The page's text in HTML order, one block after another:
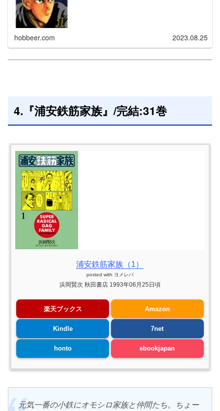
hobbeer.com 2023.08.25
4.『浦安鉄筋家族』/完結:31巻
浦安鉄筋家族（1）
posted with ヨメレバ
浜岡賢次 秋田書店 1993年06月25日頃
楽天ブックス Amazon
Kindle 7net
honto ebookjapan
元気一番の小鉄にオモシロ家族と仲間たち。ちょー